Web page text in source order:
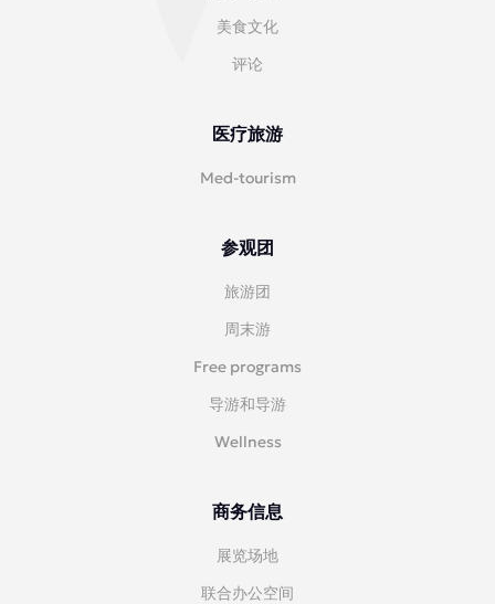
美食文化
评论
医疗旅游
Med-tourism
参观团
旅游团
周末游
Free programs
导游和导游
Wellness
商务信息
展览场地
联合办公空间